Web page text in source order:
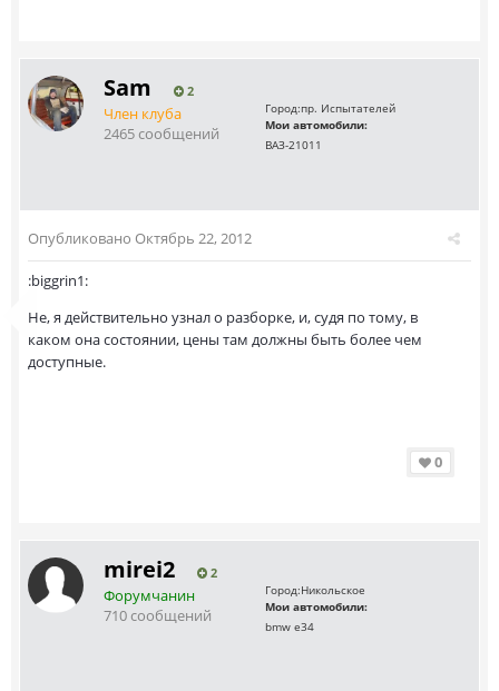
Sam 2
Член клуба
2465 сообщений
Город:пр. Испытателей
Мои автомобили:
ВАЗ-21011
Опубликовано Октябрь 22, 2012
:biggrin1:
Не, я действительно узнал о разборке, и, судя по тому, в
каком она состоянии, цены там должны быть более чем
доступные.
0
mirei2 2
Форумчанин
710 сообщений
Город:Никольское
Мои автомобили:
bmw e34